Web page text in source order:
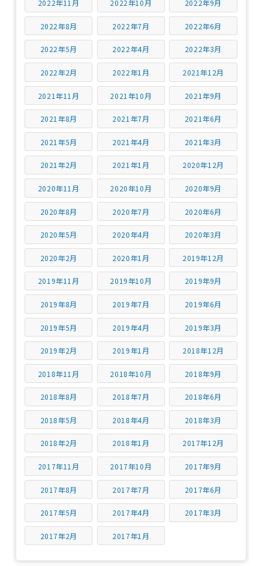
2022年11月 2022年10月 2022年9月
2022年8月 2022年7月 2022年6月
2022年5月 2022年4月 2022年3月
2022年2月 2022年1月 2021年12月
2021年11月 2021年10月 2021年9月
2021年8月 2021年7月 2021年6月
2021年5月 2021年4月 2021年3月
2021年2月 2021年1月 2020年12月
2020年11月 2020年10月 2020年9月
2020年8月 2020年7月 2020年6月
2020年5月 2020年4月 2020年3月
2020年2月 2020年1月 2019年12月
2019年11月 2019年10月 2019年9月
2019年8月 2019年7月 2019年6月
2019年5月 2019年4月 2019年3月
2019年2月 2019年1月 2018年12月
2018年11月 2018年10月 2018年9月
2018年8月 2018年7月 2018年6月
2018年5月 2018年4月 2018年3月
2018年2月 2018年1月 2017年12月
2017年11月 2017年10月 2017年9月
2017年8月 2017年7月 2017年6月
2017年5月 2017年4月 2017年3月
2017年2月 2017年1月